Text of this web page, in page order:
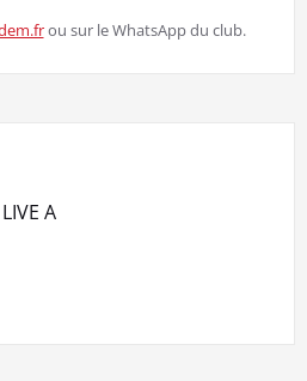
ou sur le WhatsApp du club.
A